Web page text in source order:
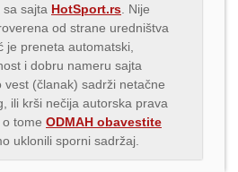
sajta HotSport.rs . Nije
od strane uredništva
je preneta automatski,
i dobru nameru sajta
vest (članak) sadrži netačne
ili krši nečija autorska prava
tome ODMAH obavestite
uklonili sporni sadržaj.